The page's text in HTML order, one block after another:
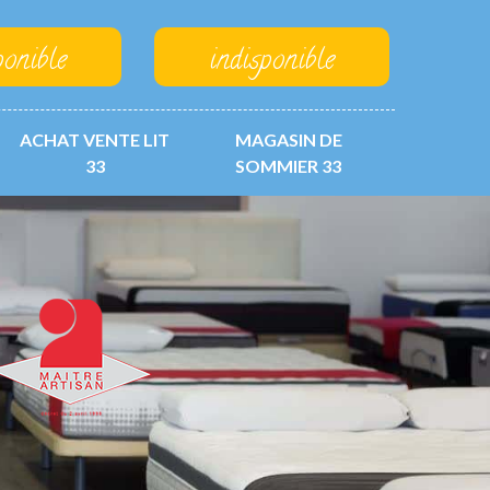
indisponible
ACHAT VENTE LIT
33
MAGASIN DE
SOMMIER 33